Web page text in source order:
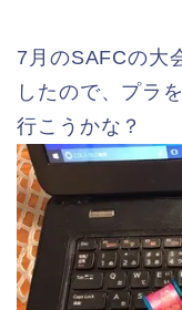
7月のSAFCの大
したので、プラ
行こうかな？